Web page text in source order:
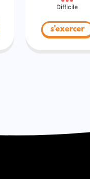
Difficile
s'exercer